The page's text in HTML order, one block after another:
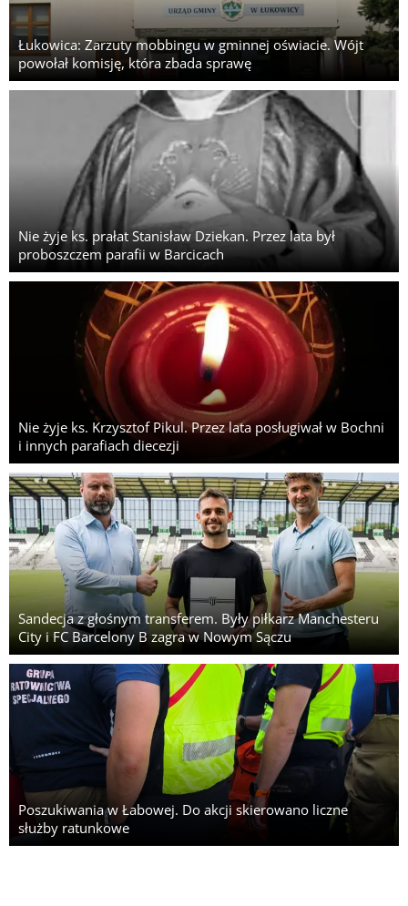
Łukowica: Zarzuty mobbingu w gminnej oświacie. Wójt
powołał komisję, która zbada sprawę
Nie żyje ks. prałat Stanisław Dziekan. Przez lata był
proboszczem parafii w Barcicach
Nie żyje ks. Krzysztof Pikul. Przez lata posługiwał w Bochni
i innych parafiach diecezji
Sandecja z głośnym transferem. Były piłkarz Manchesteru
City i FC Barcelony B zagra w Nowym Sączu
Poszukiwania w Łabowej. Do akcji skierowano liczne
służby ratunkowe